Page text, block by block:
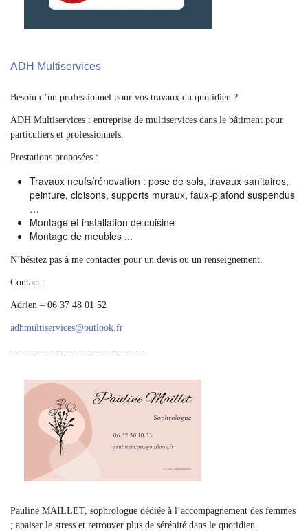
ADH Multiservices
Besoin d’un professionnel pour vos travaux du quotidien ?
ADH Multiservices : entreprise de multiservices dans le bâtiment pour
particuliers et professionnels.
Prestations proposées :
Travaux neufs/rénovation : pose de sols, travaux sanitaires,
peinture, cloisons, supports muraux, faux-plafond suspendus
…
Montage et installation de cuisine
Montage de meubles ...
N’hésitez pas à me contacter pour un devis ou un renseignement.
Contact :
Adrien – 06 37 48 01 52
adhmultiservices@outlook.fr
---------------------------------------
Pauline MAILLET, sophrologue dédiée à l’accompagnement des femmes
; apaiser le stress et retrouver plus de sérénité dans le quotidien.